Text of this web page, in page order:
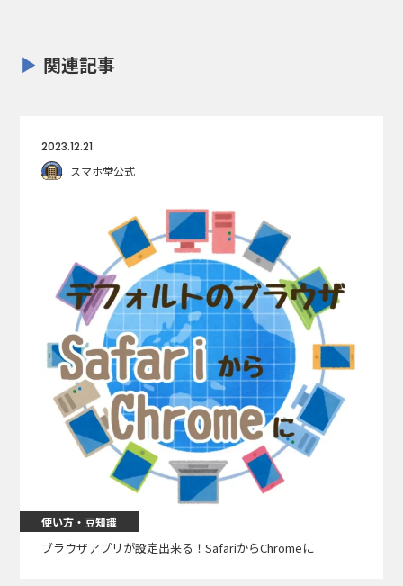
関連記事
2023.12.21
スマホ堂公式
使い方・豆知識
ブラウザアプリが設定出来る！SafariからChromeに